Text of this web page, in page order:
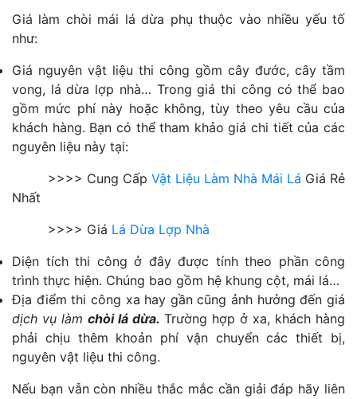
Giá làm chòi mái lá dừa phụ thuộc vào nhiều yếu tố
như:
Giá nguyên vật liệu thi công gồm cây đước, cây tầm
vong, lá dừa lợp nhà… Trong giá thi công có thể bao
gồm mức phí này hoặc không, tùy theo yêu cầu của
khách hàng. Bạn có thể tham khảo giá chi tiết của các
nguyên liệu này tại:
>>>> Cung Cấp Vật Liệu Làm Nhà Mái Lá Giá Rẻ
Nhất
>>>> Giá Lá Dừa Lợp Nhà
Diện tích thi công ở đây được tính theo phần công
trình thực hiện. Chúng bao gồm hệ khung cột, mái lá…
Địa điểm thi công xa hay gần cũng ảnh hưởng đến giá
dịch vụ làm chòi lá dừa. Trường hợp ở xa, khách hàng
phải chịu thêm khoản phí vận chuyển các thiết bị,
nguyên vật liệu thi công.
Nếu bạn vẫn còn nhiều thắc mắc cần giải đáp hãy liên